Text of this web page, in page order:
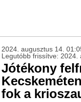
2024. augusztus 14.
Legutóbb frissítve: 2024.
Jótékony
fok a